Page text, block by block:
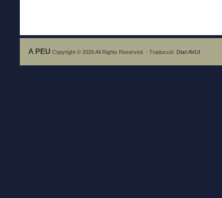
A PEU Copyright © 2026 All Rights Reserved. - Traducció: Diari AVUI